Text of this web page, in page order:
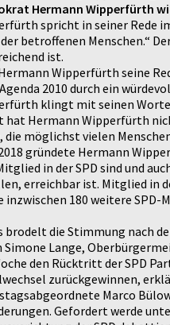
Hermann Wipperfürth
spricht in seiner Rede
betroffenen Menschen.“
ist.
Wipperfürth seine
2010 durch ein
klingt mit seinen
hat Hermann Wipperfürth
die möglichst vielen
gründete Hermann
in der SPD sind und
erreichbar ist. Mitglied in
180 weitere
brodelt die Stimmung nach
Lange,
den Rücktritt der SPD
zurückgewinnen,
Marco
Gefordert werde